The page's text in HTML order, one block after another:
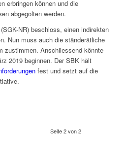
erbringen können und die
abgegolten werden.
NR) beschloss, einen indirekten
Nun muss auch die ständerätliche
zustimmen. Anschliessend könnte
2019 beginnen. Der SBK hält
fest und setzt auf die
Seite 2 von 2